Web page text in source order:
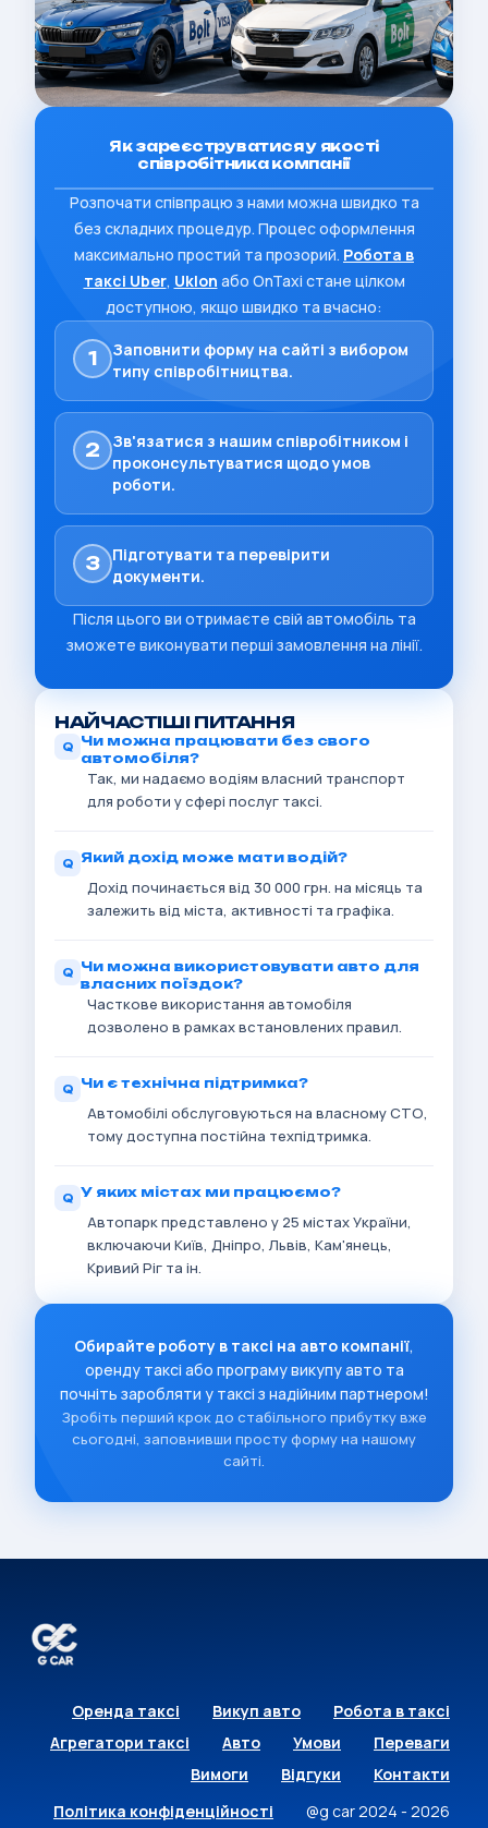
Як зареєструватися у якості
співробітника компанії
Розпочати співпрацю з нами можна швидко та
без складних процедур. Процес оформлення
максимально простий та прозорий. Робота в
таксі Uber, Uklon або OnTaxi стане цілком
доступною, якщо швидко та вчасно:
1
Заповнити форму на сайті з вибором
типу співробітництва.
2
Зв'язатися з нашим співробітником і
проконсультуватися щодо умов
роботи.
3
Підготувати та перевірити
документи.
Після цього ви отримаєте свій автомобіль та
зможете виконувати перші замовлення на лінії.
НАЙЧАСТІШІ ПИТАННЯ
Чи можна працювати без свого
автомобіля?
Так, ми надаємо водіям власний транспорт
для роботи у сфері послуг таксі.
Який дохід може мати водій?
Дохід починається від 30 000 грн. на місяць та
залежить від міста, активності та графіка.
Чи можна використовувати авто для
власних поїздок?
Часткове використання автомобіля
дозволено в рамках встановлених правил.
Чи є технічна підтримка?
Автомобілі обслуговуються на власному СТО,
тому доступна постійна техпідтримка.
У яких містах ми працюємо?
Автопарк представлено у 25 містах України,
включаючи Київ, Дніпро, Львів, Кам'янець,
Кривий Ріг та ін.
Обирайте роботу в таксі на авто компанії,
оренду таксі або програму викупу авто та
почніть заробляти у таксі з надійним партнером!
Зробіть перший крок до стабільного прибутку вже
сьогодні, заповнивши просту форму на нашому
сайті.
Оренда таксі Викуп авто
Робота в таксі
Агрегатори таксі
Авто Умови
Переваги
Вимоги
Відгуки
Контакти
Політика конфіденційності
@g car 2024 - 2026